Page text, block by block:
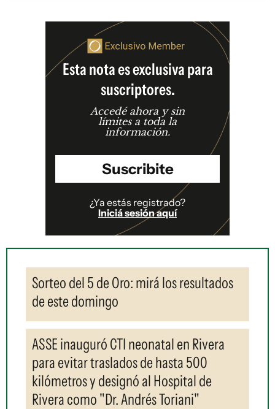
Esta nota es exclusiva para
suscriptores.
Accedé ahora y sin
límites a toda la
información.
Suscribite
¿Ya estás registrado?
Iniciá sesión aquí
Sorteo del 5 de Oro: mirá los resultados
de este domingo
ASSE inauguró CTI neonatal en Rivera
para evitar traslados de hasta 500
kilómetros y designó al Hospital de
Rivera como "Dr. Andrés Toriani"